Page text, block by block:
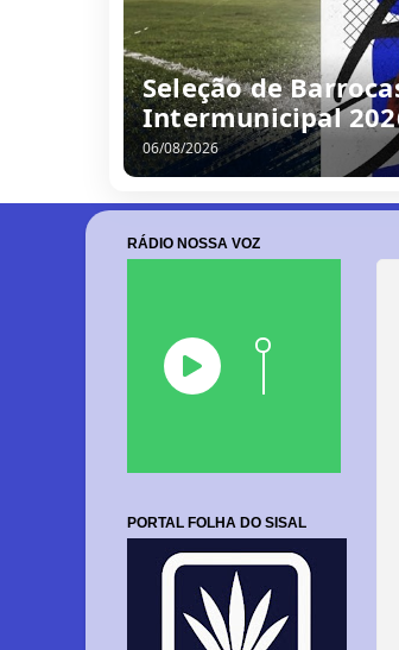
0
8
/
2
0
2
6
RÁDIO NOSSA VOZ
PORTAL FOLHA DO SISAL